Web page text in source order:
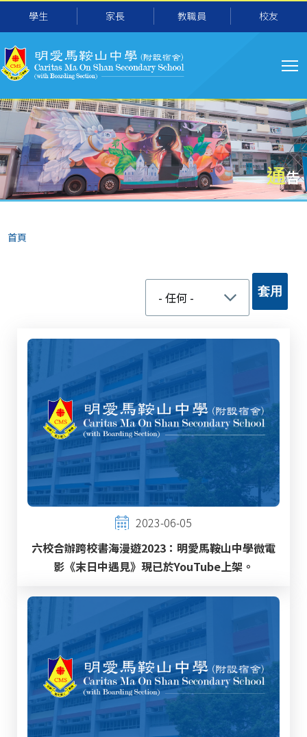
移至主內容
學生 家長 教職員 校友
主
航
通告
導
航
首頁
2023-06-05
六校合辦跨校書海漫遊2023：明愛馬鞍山中學微電
影《末日中遇見》現已於YouTube上架。